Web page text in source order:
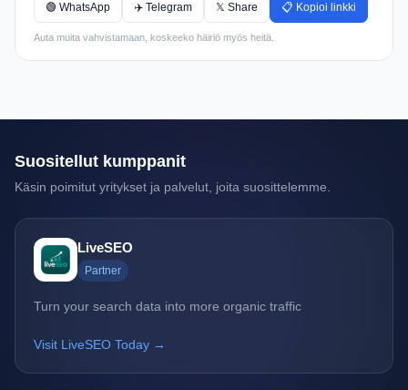
🟢 WhatsApp ✈️ Telegram 𝕏 Share 📋 Kopioi linkki
Auta muita vahvistamaan, koskeeko häiriö myös heitä.
Suositellut kumppanit
Käsin poimitut yritykset ja palvelut, joita suosittelemme.
LiveSEO
Partner
Turn your search data into more organic traffic
Visit LiveSEO Today →